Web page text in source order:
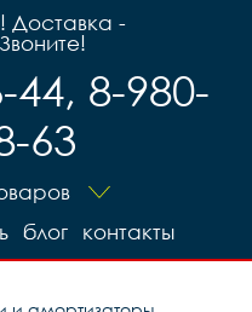
Доставка -
44, 8-980-
63
контакты
блог